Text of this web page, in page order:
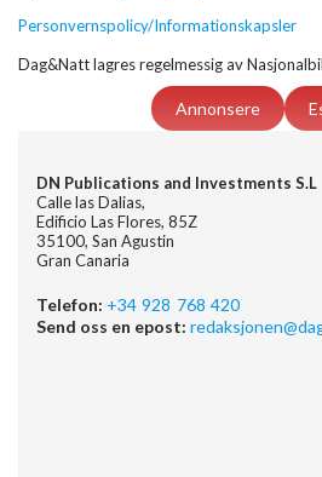
Personvernspolicy/Informationskapsler
Dag&Natt lagres regelmessig av
Annonsere
DN Publications and Investments S.L
Calle las Dalias,
Edificio Las Flores, 85Z
35100, San Agustin
Gran Canaria
Telefon: +34 928 768 420
Send oss en epost: